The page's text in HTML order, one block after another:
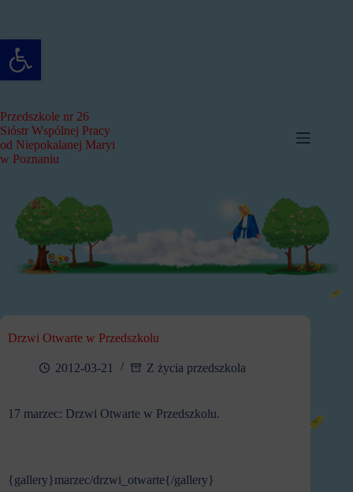
Otwórz pasek narzędzi
Przedszkole nr 26
Sióstr Wspólnej Pracy
od Niepokalanej Maryi
w Poznaniu
Drzwi Otwarte w Przedszkolu
2012-03-21 Z życia przedszkola
17 marzec: Drzwi Otwarte w Przedszkolu.
{gallery}marzec/drzwi_otwarte{/gallery}